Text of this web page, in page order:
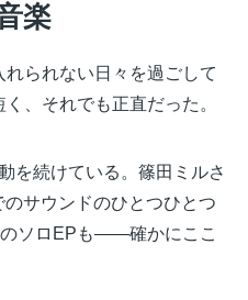
楽
れられない日々を過ごして
、それでも正直だった。
を続けている。篠田ミルさ
サウンドのひとつひとつ
ソロEPも——確かにここ